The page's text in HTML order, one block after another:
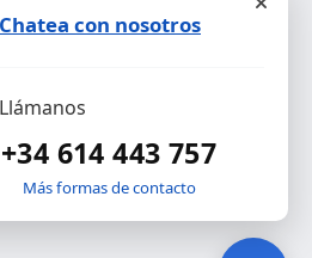
Chatea con nosotros
Llámanos
+34 614 443 757
Más formas de contacto